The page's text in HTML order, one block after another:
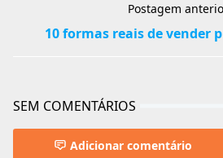
Postagem
10 formas reais de vender
SEM COMENTÁRIOS
Adicionar comentário